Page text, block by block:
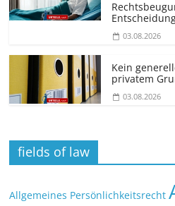
03.08.2026
Kein
privatem
03.08.2026
fields of law
Allgemeines Persönlichkeitsrecht